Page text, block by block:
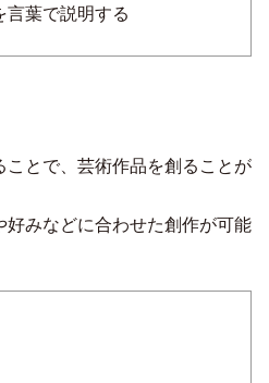
言葉で説明する
とで、芸術作品を創ることが
みなどに合わせた創作が可能